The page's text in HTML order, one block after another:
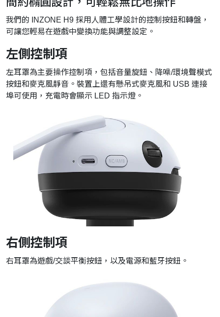
我們的 INZONE H9 採用人體工學設計的控制按鈕和轉盤，
可讓您輕易在遊戲中變換功能與調整設定。
左側控制項
左耳罩為主要操作控制項，包括音量旋鈕、降噪/環境聲模式
按鈕和麥克風靜音。裝置上還有懸吊式麥克風和 USB 連接
埠可使用，充電時會顯示 LED 指示燈。
右側控制項
右耳罩為遊戲/交談平衡按鈕，以及電源和藍牙按鈕。